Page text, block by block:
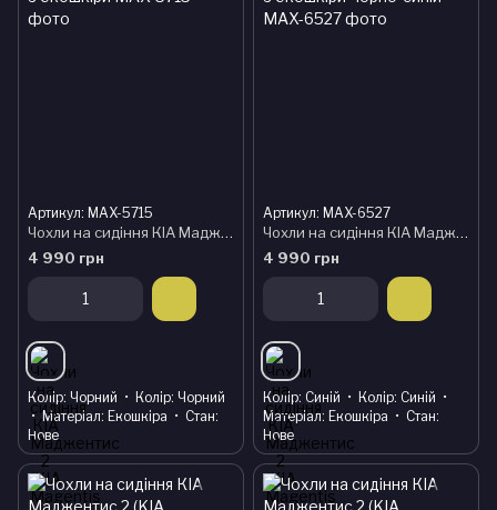
Артикул: MAX-5715
Чохли на сидіння КІА Маджентис 2 (KIA Magentis 2) модельні MAX з екошкіри
4 990 грн
Колір Чорний Колір Чорний
Матеріал Екошкіра
Стан
Нове
Артикул: MAX-6527
Чохли на сидіння КІА Маджентис 2 (KIA Magentis 2) модельні MAX з екошкіри Чорно-синій
4 990 грн
Колір Синій Колір Синій
Матеріал Екошкіра
Стан
Нове